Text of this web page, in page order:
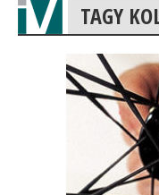
TAGY